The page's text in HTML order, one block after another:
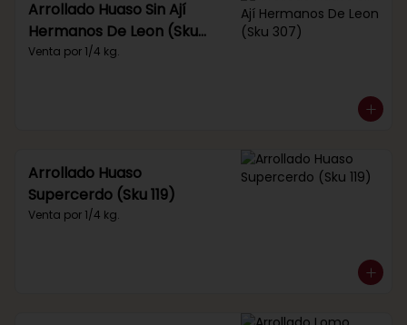
Arrollado Huaso Sin Ají
Hermanos De Leon (Sku
307)
Venta por 1/4 kg.
Arrollado Huaso
Supercerdo (Sku 119)
Venta por 1/4 kg.